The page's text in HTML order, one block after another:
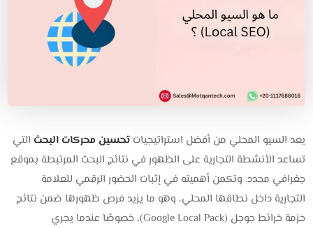
يعد السيو المحلي من أفضل استراتيجياتتحسين محركات البحث التي
تساعد الأنشطة التجارية على الظهور في نتائج البحث المرتبطة بموقع
جغرافي محدد. وتكمن أهميته في إثبات الحضور الرقمي للعلامة
التجارية داخل نطاقها المحلي، وهو ما يزيد فرص ظهورها ضمن نتائج
حزمة خرائط جوجل (Google Local Pack)، خصوصًا عندما يجري